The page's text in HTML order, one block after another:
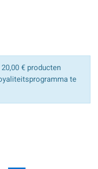
€ producten
te